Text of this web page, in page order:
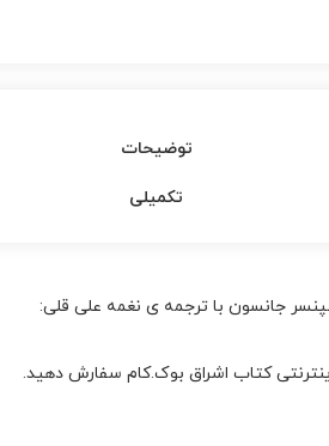
توضیحات
تکمیلی
جانسون با ترجمه ی نغمه علی قلی:
کتاب اشراق بوک.کام سفارش دهید.